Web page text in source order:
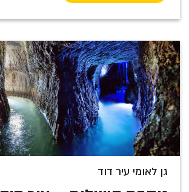
גן לאומי עיר דוד